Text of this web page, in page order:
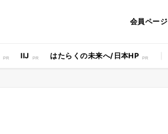
会員ページ
IIJ はたらくの未来へ/日本HP